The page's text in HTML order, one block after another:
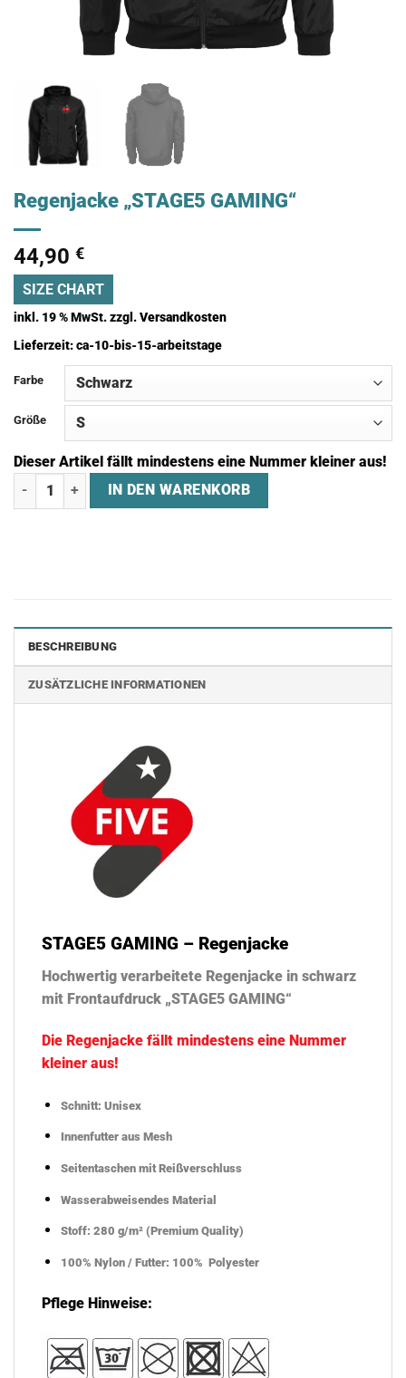
Regenjacke „STAGE5 GAMING“
44,90 €
SIZE CHART
inkl. 19 % MwSt.zzgl.Versandkosten
Lieferzeit:ca-10-bis-15-arbeitstage
Farbe
Größe
Dieser Artikel fällt mindestens eine Nummer kleiner aus!
Regenjacke "STAGE5 GAMING" Menge
IN DEN WARENKORB
BESCHREIBUNG
ZUSÄTZLICHE INFORMATIONEN
STAGE5 GAMING – Regenjacke
Hochwertig verarbeitete Regenjacke in schwarz
mit Frontaufdruck „STAGE5 GAMING“
Die Regenjacke fällt mindestens eine Nummer
kleiner aus!
Schnitt: Unisex
Innenfutter aus Mesh
Seitentaschen mit Reißverschluss
Wasserabweisendes Material
Stoff: 280 g/m² (Premium Quality)
100% Nylon / Futter: 100% Polyester
Pflege Hinweise: